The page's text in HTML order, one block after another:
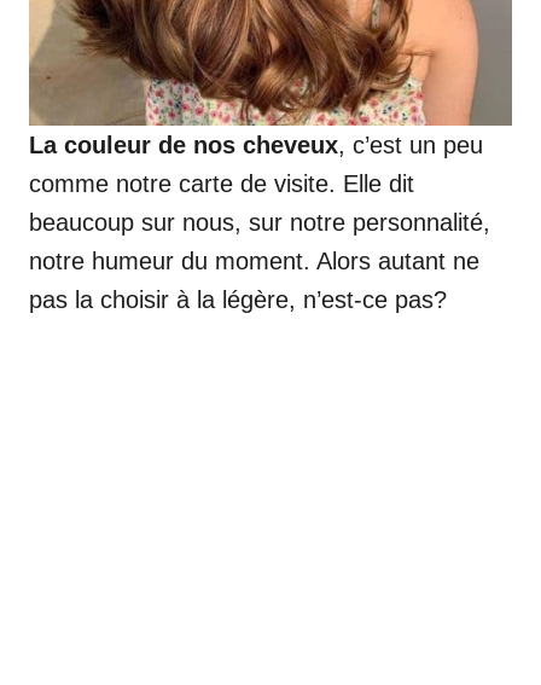
La couleur de nos cheveux, c’est un peu
comme notre carte de visite. Elle dit
beaucoup sur nous, sur notre personnalité,
notre humeur du moment. Alors autant ne
pas la choisir à la légère, n’est-ce pas?